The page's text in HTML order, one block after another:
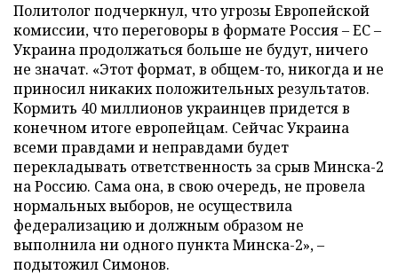
Политолог подчеркнул, что угрозы Европейской
комиссии, что переговоры в формате Россия – ЕС –
Украина продолжаться больше не будут, ничего
не значат. «Этот формат, в общем-то, никогда и не
приносил никаких положительных результатов.
Кормить 40 миллионов украинцев придется в
конечном итоге европейцам. Сейчас Украина
всеми правдами и неправдами будет
перекладывать ответственность за срыв Минска-2
на Россию. Сама она, в свою очередь, не провела
нормальных выборов, не осуществила
федерализацию и должным образом не
выполнила ни одного пункта Минска-2», –
подытожил Симонов.